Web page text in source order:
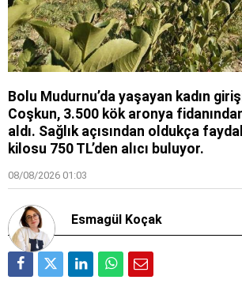
Bolu Mudurnu’da yaşayan kadın
Coşkun, 3.500 kök aronya
aldı. Sağlık açısından oldukça
kilosu 750 TL’den alıcı buluyor.
08/08/2026 01:03
Esmagül Koçak